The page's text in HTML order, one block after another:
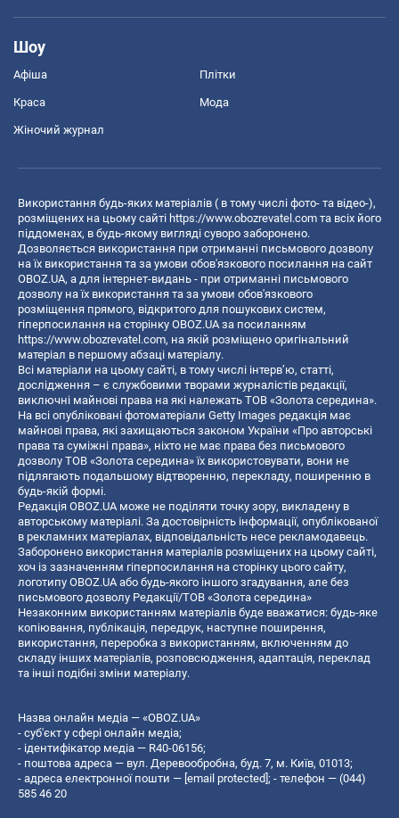
Шоу
Афіша Плітки
Краса Мода
Жіночий журнал
Використання будь-яких матеріалів ( в тому числі фото- та відео-),
розміщених на цьому сайті https://www.obozrevatel.com та всіх його
піддоменах, в будь-якому вигляді суворо заборонено.
Дозволяється використання при отриманні письмового дозволу
на їх використання та за умови обов'язкового посилання на сайт
OBOZ.UA, а для інтернет-видань - при отриманні письмового
дозволу на їх використання та за умови обов'язкового
розміщення прямого, відкритого для пошукових систем,
гіперпосилання на сторінку OBOZ.UA за посиланням
https://www.obozrevatel.com, на якій розміщено оригінальний
матеріал в першому абзаці матеріалу.
Всі матеріали на цьому сайті, в тому числі інтерв’ю, статті,
дослідження – є службовими творами журналістів редакції,
виключні майнові права на які належать ТОВ «Золота середина».
На всі опубліковані фотоматеріали Getty Images редакція має
майнові права, які захищаються законом України «Про авторські
права та суміжні права», ніхто не має права без письмового
дозволу ТОВ «Золота середина» їх використовувати, вони не
підлягають подальшому відтворенню, перекладу, поширенню в
будь-якій формі.
Редакція OBOZ.UA може не поділяти точку зору, викладену в
авторському матеріалі. За достовірність інформації, опублікованої
в рекламних матеріалах, відповідальність несе рекламодавець.
Заборонено використання матеріалів розміщених на цьому сайті,
хоч із зазначенням гіперпосилання на сторінку цього сайту,
логотипу OBOZ.UA або будь-якого іншого згадування, але без
письмового дозволу Редакції/ТОВ «Золота середина»
Незаконним використанням матеріалів буде вважатися: будь-яке
копiювання, публiкацiя, передрук, наступне поширення,
використання, переробка з використанням, включенням до
складу інших матеріалів, розповсюдження, адаптація, переклад
та інші подібні зміни матеріалу.
Назва онлайн медіа — «OBOZ.UA»
- суб'єкт у сфері онлайн медіа;
- ідентифікатор медіа — R40-06156;
- поштова адреса — вул. Деревообробна, буд. 7, м. Київ, 01013;
- адреса електронної пошти — [email protected]; - телефон — (044)
585 46 20